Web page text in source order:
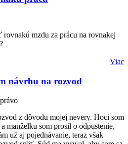
mzdu za prácu na rovnakej
Viac
návrhu na rozvod
z dôvodu mojej nevery. Hoci som
manželku som prosil o odpustenie,
už aj pojednávanie, teraz však